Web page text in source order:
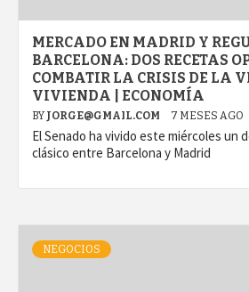
MERCADO EN MADRID Y
BARCELONA: DOS RECETAS
COMBATIR LA CRISIS DE LA
VIVIENDA | ECONOMÍA
BY JORGE@GMAIL.COM 7 MESES AGO
El Senado ha vivido este miércoles un
clásico entre Barcelona y Madrid
NEGOCIOS